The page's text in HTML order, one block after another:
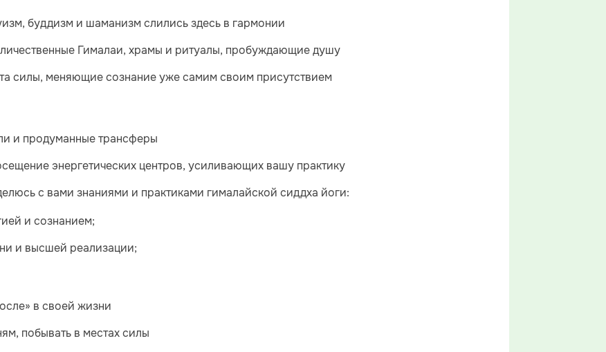
буддизм и шаманизм слились здесь в гармонии
Гималаи, храмы и ритуалы, пробуждающие душу
силы, меняющие сознание уже самим своим присутствием
и продуманные трансферы
энергетических центров, усиливающих вашу практику
с вами знаниями и практиками гималайской сиддха йоги:
и сознанием;
и высшей реализации;
в своей жизни
побывать в местах силы